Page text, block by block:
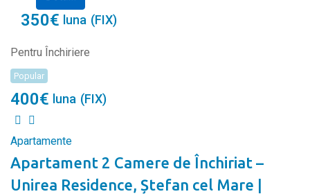
350€ luna (FIX)
Pentru Închiriere
Popular
400€ luna (FIX)
Apartamente
Apartament 2 Camere de Închiriat –
Unirea Residence, Ștefan cel Mare |